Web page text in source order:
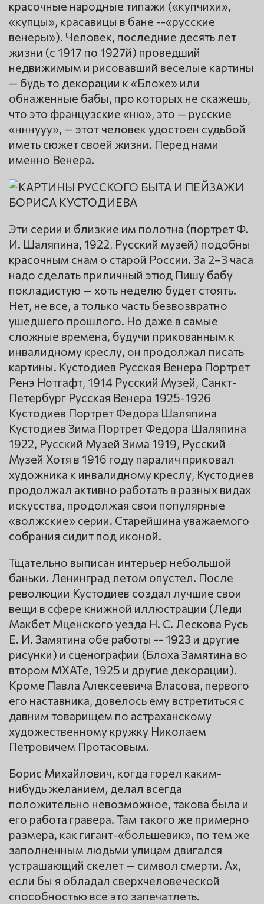
красочные народные типажи («купчихи»,
«купцы», красавицы в бане --«русские
венеры»). Человек, последние десять лет
жизни (с 1917 по 1927й) проведший
недвижимым и рисовавший веселые картины
— будь то декорации к «Блохе» или
обнаженные бабы, про которых не скажешь,
что это французские «ню», это — русские
«нннууу», — этот человек удостоен судьбой
иметь сюжет своей жизни. Перед нами
именно Венера.
Эти серии и близкие им полотна (портрет Ф.
И. Шаляпина, 1922, Русский музей) подобны
красочным снам о старой России. За 2–3 часа
надо сделать приличный этюд Пишу бабу
покладистую — хоть неделю будет стоять.
Нет, не все, а только часть безвозвратно
ушедшего прошлого. Но даже в самые
сложные времена, будучи прикованным к
инвалидному креслу, он продолжал писать
картины. Кустодиев Русская Венера Портрет
Ренэ Нотгафт, 1914 Русский Музей, Санкт-
Петербург Русская Венера 1925-1926
Кустодиев Портрет Федора Шаляпина
Кустодиев Зима Портрет Федора Шаляпина
1922, Русский Музей Зима 1919, Русский
Музей Хотя в 1916 году паралич приковал
художника к инвалидному креслу, Кустодиев
продолжал активно работать в разных видах
искусства, продолжая свои популярные
«волжские» серии. Старейшина уважаемого
собрания сидит под иконой.
Тщательно выписан интерьер небольшой
баньки. Ленинград летом опустел. После
революции Кустодиев создал лучшие свои
вещи в сфере книжной иллюстрации (Леди
Макбет Мценского уезда Н. С. Лескова Русь
Е. И. Замятина обе работы -- 1923 и другие
рисунки) и сценографии (Блоха Замятина во
втором МХАТе, 1925 и другие декорации).
Кроме Павла Алексеевича Власова, первого
его наставника, довелось ему встретиться с
давним товарищем по астраханскому
художественному кружку Николаем
Петровичем Протасовым.
Борис Михайлович, когда горел каким-
нибудь желанием, делал всегда
положительно невозможное, такова была и
его работа гравера. Там такого же примерно
размера, как гигант-«большевик», по тем же
заполненным людьми улицам двигался
устрашающий скелет — символ смерти. Ах,
если бы я обладал сверхчеловеческой
способностью все это запечатлеть.